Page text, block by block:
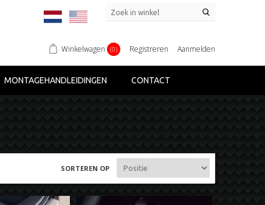
Winkelwagen (0) Registreren Aanmelden
MONTAGEHANDLEIDINGEN CONTACT
SORTEREN OP